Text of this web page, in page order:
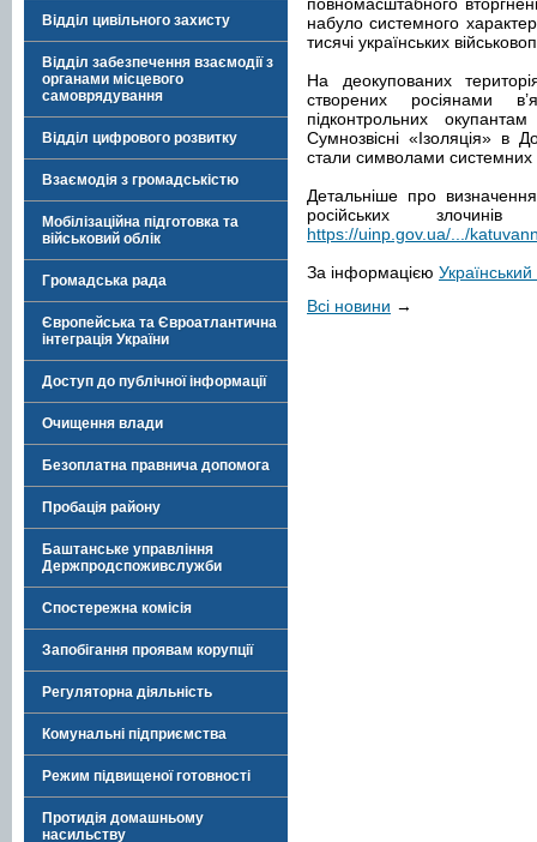
Відділ цивільного захисту
Відділ забезпечення взаємодії з
органами місцевого
самоврядування
Відділ цифрового розвитку
Взаємодія з громадськістю
Мобілізаційна підготовка та
військовий облік
Громадська рада
Європейська та Євроатлантична
інтеграція України
Доступ до публічної інформації
Очищення влади
Безоплатна правнича допомога
Пробація району
Баштанське управління
Держпродспоживслужби
Спостережна комісія
Запобігання проявам корупції
Регуляторна діяльність
Комунальні підприємства
Режим підвищеної готовності
Протидія домашньому
насильству
набуло системного
тисячі українських
На деокупованих
створених росіянами
підконтрольних
Сумнозвісні «Ізоляція»
стали символами
Детальніше про
російських
https://uinp.gov.ua/.../
За інформацією Український
Всі новини →